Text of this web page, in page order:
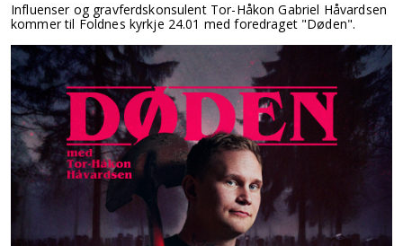
Influenser og gravferdskonsulent Tor-Håkon Gabriel Håvardsen
kommer til Foldnes kyrkje 24.01 med foredraget "Døden".